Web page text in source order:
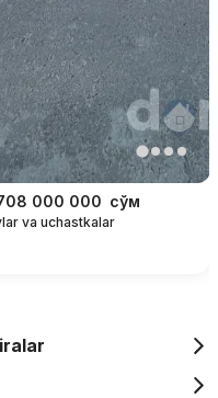
000 000 сўм
va uchastkalar